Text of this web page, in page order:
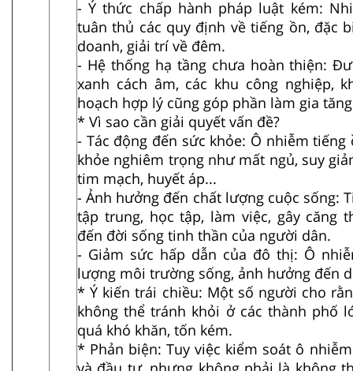
- Ý thức chấp hành pháp luật kém:
tuân thủ các quy định về tiếng ồn, đặc
doanh, giải trí về đêm.
- Hệ thống hạ tầng chưa hoàn thiện:
xanh cách âm, các khu công nghiệp,
hoạch hợp lý cũng góp phần làm gia
* Vì sao cần giải quyết vấn đề?
- Tác động đến sức khỏe: Ô nhiễm
khỏe nghiêm trọng như mất ngủ, suy
tim mạch, huyết áp...
- Ảnh hưởng đến chất lượng cuộc sống:
tập trung, học tập, làm việc, gây căng
đến đời sống tinh thần của người dân.
- Giảm sức hấp dẫn của đô thị: Ô
lượng môi trường sống, ảnh hưởng đến
* Ý kiến trái chiều: Một số người cho
không thể tránh khỏi ở các thành phố
quá khó khăn, tốn kém.
* Phản biện: Tuy việc kiểm soát ô